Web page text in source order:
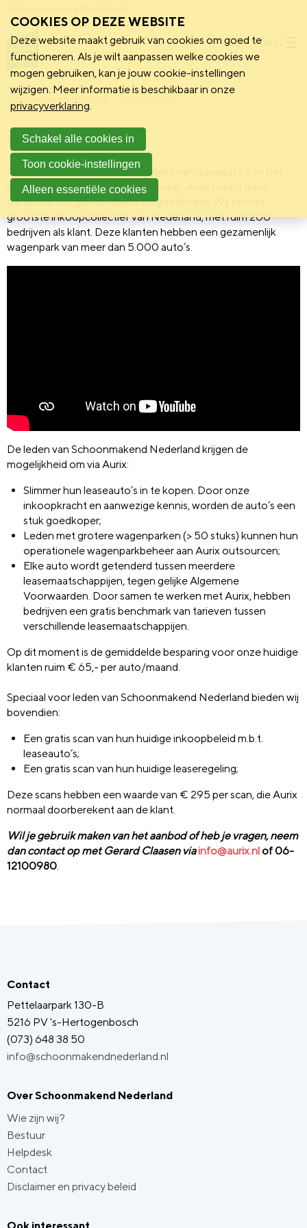
Menu
Schoonmakend Nederland
Aurix
Aurixis een specialist op het gebied van leaseauto’s en het
daarbij behorende wagenparkbeheer. Aurix maakt lease
transparanter, gemakkelijker én goedkoper. Wij zijn het
grootste inkoopcollectief van Nederland, met ruim 200
bedrijven als klant. Deze klanten hebben een gezamenlijk
wagenpark van meer dan 5.000 auto’s.
De leden van Schoonmakend Nederland krijgen de
mogelijkheid om via Aurix:
Slimmer hun leaseauto’s in te kopen. Door onze
inkoopkracht en aanwezige kennis, worden de auto’s een
stuk goedkoper;
Leden met grotere wagenparken (> 50 stuks) kunnen hun
operationele wagenparkbeheer aan Aurix outsourcen;
Elke auto wordt getenderd tussen meerdere
leasemaatschappijen, tegen gelijke Algemene
Voorwaarden. Door samen te werken met Aurix, hebben
bedrijven een gratis benchmark van tarieven tussen
verschillende leasemaatschappijen.
Op dit moment is de gemiddelde besparing voor onze huidige
klanten ruim € 65,- per auto/maand.
Speciaal voor leden van Schoonmakend Nederland bieden wij
bovendien:
Een gratis scan van hun huidige inkoopbeleid m.b.t.
leaseauto’s;
Een gratis scan van hun huidige leaseregeling;
Deze scans hebben een waarde van € 295 per scan, die Aurix
normaal doorberekent aan de klant.
Wil je gebruik maken van het aanbod of heb je vragen, neem
dan contact op met Gerard Claasen viainfo@aurix.nlof 06-
12100980
Contact
Pettelaarpark 130-B
5216 PV 's-Hertogenbosch
(073) 648 38 50
info@schoonmakendnederland.nl
Over Schoonmakend Nederland
Wie zijn wij?
Bestuur
Helpdesk
Contact
Disclaimer en privacy beleid
COOKIES OP DEZE WEBSITE
Deze website maakt gebruik van cookies om goed te
functioneren. Als je wilt aanpassen welke cookies we
mogen gebruiken, kan je jouw cookie-instellingen
wijzigen. Meer informatie is beschikbaar in onze
privacyverklaring.
Schakel alle cookies in
Toon cookie-instellingen
Alleen essentiële cookies